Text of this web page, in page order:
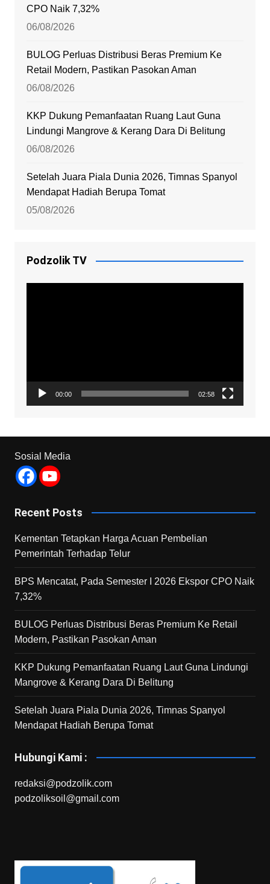
CPO Naik 7,32%
06/08/2026
BULOG Perluas Distribusi Beras Premium Ke
Retail Modern, Pastikan Pasokan Aman
06/08/2026
KKP Dukung Pemanfaatan Ruang Laut Guna
Lindungi Mangrove & Kerang Dara Di Belitung
06/08/2026
Setelah Juara Piala Dunia 2026, Timnas Spanyol
Mendapat Hadiah Berupa Tomat
05/08/2026
Podzolik TV
00:00 02:58
Sosial Media
Recent Posts
Kementan Tetapkan Harga Acuan Pembelian
Pemerintah Terhadap Telur
BPS Mencatat, Pada Semester I 2026 Ekspor CPO Naik
7,32%
BULOG Perluas Distribusi Beras Premium Ke Retail
Modern, Pastikan Pasokan Aman
KKP Dukung Pemanfaatan Ruang Laut Guna Lindungi
Mangrove & Kerang Dara Di Belitung
Setelah Juara Piala Dunia 2026, Timnas Spanyol
Mendapat Hadiah Berupa Tomat
Hubungi Kami :
redaksi@podzolik.com
podzoliksoil@gmail.com